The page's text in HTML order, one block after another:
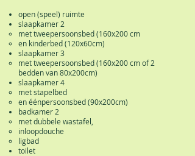
open (speel) ruimte
slaapkamer 2
met tweepersoonsbed (160x200 cm
en kinderbed (120x60cm)
slaapkamer 3
met tweepersoonsbed (160x200 cmof2
bedden van 80x200cm)
slaapkamer 4
met stapelbed
en éénpersoonsbed (90x200cm)
badkamer 2
met dubbele wastafel,
inloopdouche
ligbad
toilet